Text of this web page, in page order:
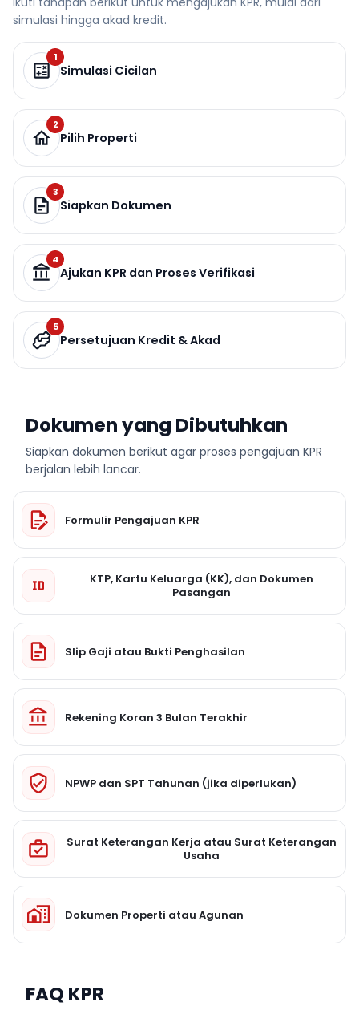
simulasi hingga akad kredit.
1
Simulasi Cicilan
2
Pilih Properti
3
Siapkan Dokumen
4
Ajukan KPR dan Proses Verifikasi
5
Persetujuan Kredit & Akad
Dokumen yang Dibutuhkan
Siapkan dokumen berikut agar proses pengajuan KPR
berjalan lebih lancar.
Formulir Pengajuan KPR
KTP, Kartu Keluarga (KK), dan Dokumen
Pasangan
Slip Gaji atau Bukti Penghasilan
Rekening Koran 3 Bulan Terakhir
NPWP dan SPT Tahunan (jika diperlukan)
Surat Keterangan Kerja atau Surat Keterangan
Usaha
Dokumen Properti atau Agunan
FAQ KPR